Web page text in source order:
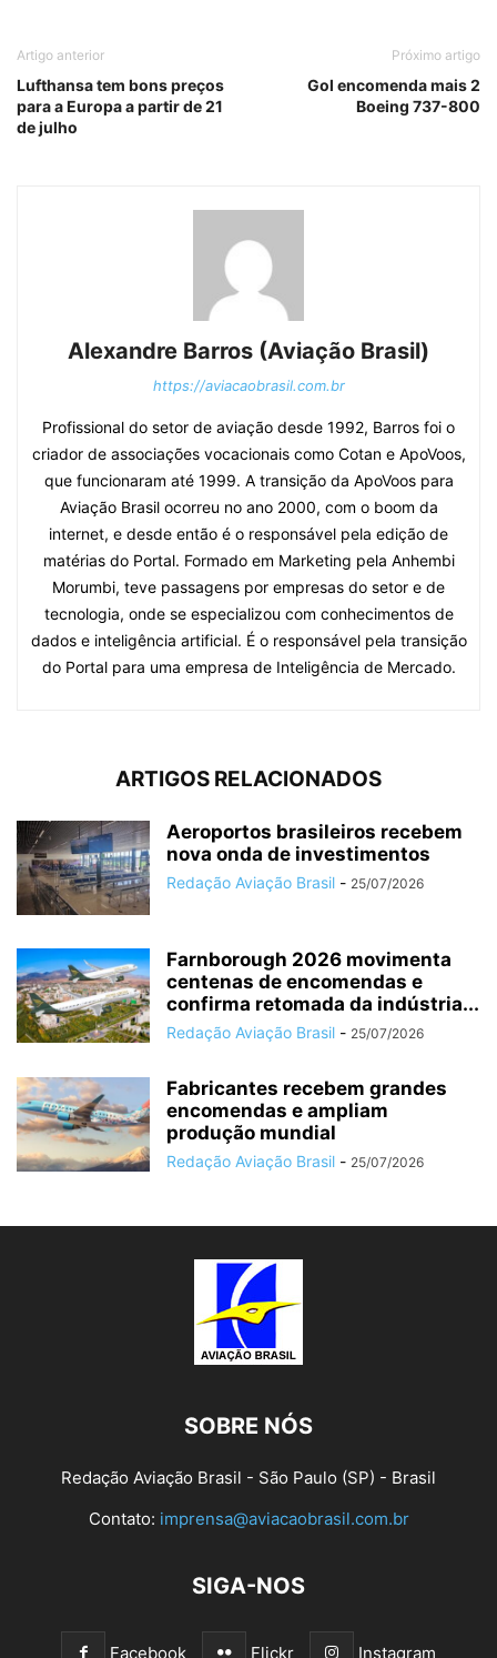
Artigo anterior
Lufthansa tem bons preços
para a Europa a partir de 21
de julho
Próximo artigo
Gol encomenda mais 2
Boeing 737-800
Alexandre Barros (Aviação Brasil)
https://aviacaobrasil.com.br
Profissional do setor de aviação desde 1992, Barros foi o
criador de associações vocacionais como Cotan e ApoVoos,
que funcionaram até 1999. A transição da ApoVoos para
Aviação Brasil ocorreu no ano 2000, com o boom da
internet, e desde então é o responsável pela edição de
matérias do Portal. Formado em Marketing pela Anhembi
Morumbi, teve passagens por empresas do setor e de
tecnologia, onde se especializou com conhecimentos de
dados e inteligência artificial. É o responsável pela transição
do Portal para uma empresa de Inteligência de Mercado.
ARTIGOS RELACIONADOS
Aeroportos brasileiros recebem
nova onda de investimentos
Redação Aviação Brasil - 25/07/2026
Farnborough 2026 movimenta
centenas de encomendas e
confirma retomada da indústria...
Redação Aviação Brasil - 25/07/2026
Fabricantes recebem grandes
encomendas e ampliam
produção mundial
Redação Aviação Brasil - 25/07/2026
SOBRE NÓS
Redação Aviação Brasil - São Paulo (SP) - Brasil
Contato: imprensa@aviacaobrasil.com.br
SIGA-NOS
Facebook Flickr Instagram